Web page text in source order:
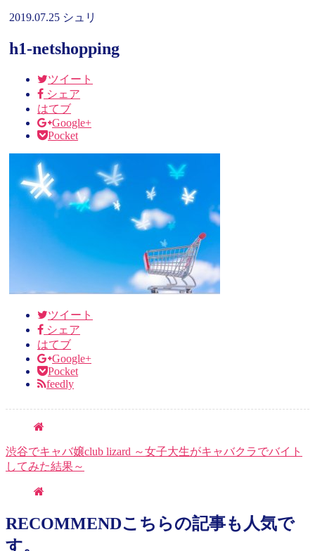
2019.07.25 シュリ
h1-netshopping
ツイート
シェア
はてブ
Google+
Pocket
ツイート
シェア
はてブ
Google+
Pocket
feedly
渋谷でキャバ嬢club lizard ～女子大生がキャバクラでバイト
してみた結果～
RECOMMENDこちらの記事も人気で
す。